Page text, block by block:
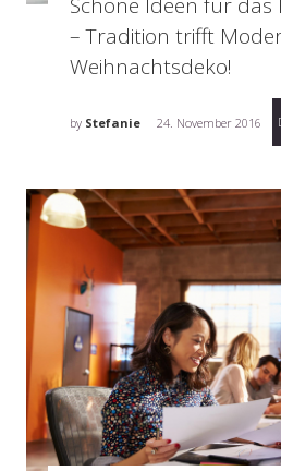
Schöne Ideen für das
– Tradition trifft
Weihnachtsdeko!
by Stefanie 24. November 2016